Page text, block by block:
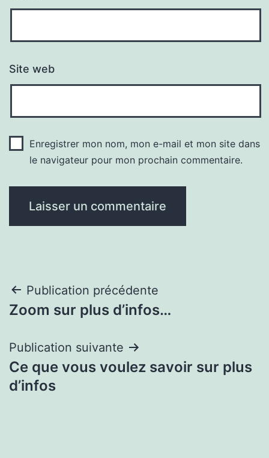
Site web
Enregistrer mon nom, mon e-mail et mon site dans
le navigateur pour mon prochain commentaire.
Navigation
de
l’article
Publication précédente
Zoom sur plus d’infos…
Publication suivante
Ce que vous voulez savoir sur plus
d’infos